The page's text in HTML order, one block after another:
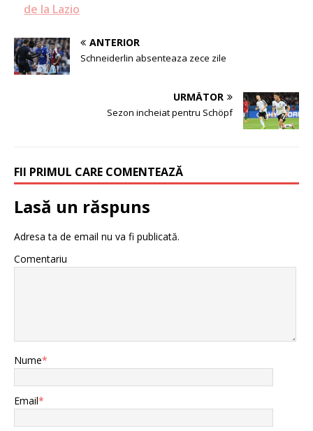
de la Lazio
ANTERIOR
Schneiderlin absenteaza zece zile
URMĂTOR
Sezon incheiat pentru Schöpf
FII PRIMUL CARE COMENTEAZĂ
Lasă un răspuns
Adresa ta de email nu va fi publicată.
Comentariu
Nume*
Email*